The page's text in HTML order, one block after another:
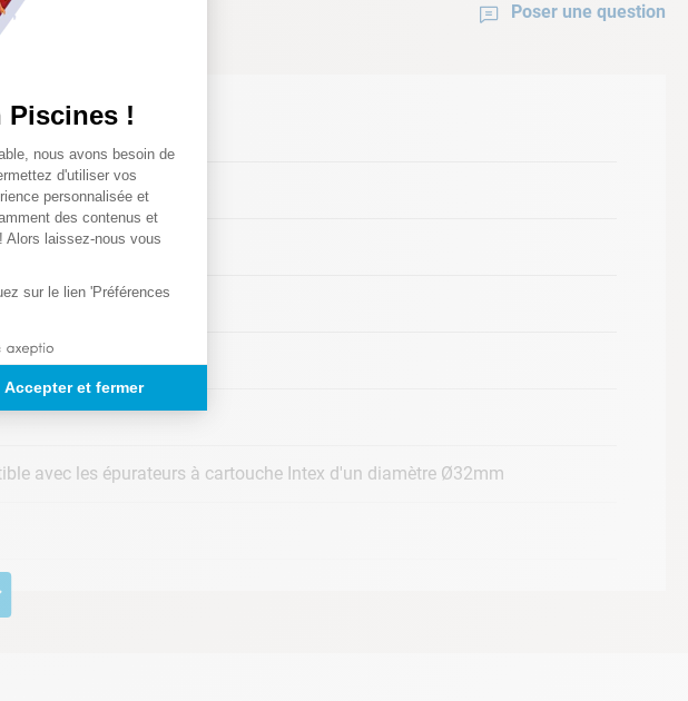
Poser une question
avec les épurateurs à cartouche Intex d'un diamètre Ø32mm
Piscines !
Consentement : Personnalisez vos Options
nous avons besoin de
d'utiliser vos
personnalisée et
des contenus et
Alors laissez-nous vous
sur le lien 'Préférences
Accepter et fermer